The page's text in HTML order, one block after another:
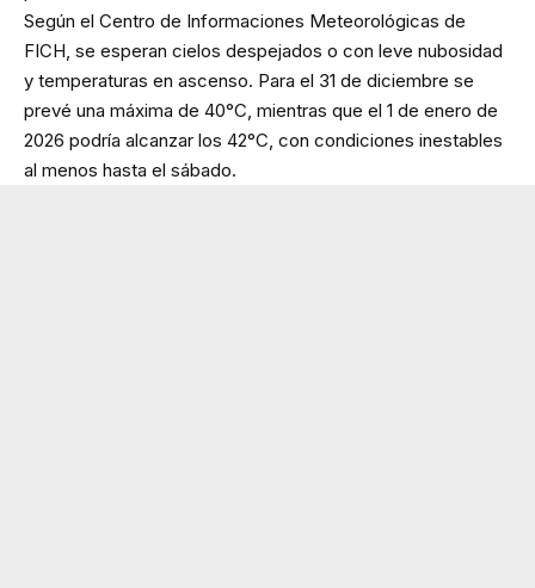
Según el Centro de Informaciones Meteorológicas de
FICH, se esperan cielos despejados o con leve nubosidad
y temperaturas en ascenso. Para el 31 de diciembre se
prevé una máxima de 40°C, mientras que el 1 de enero de
2026 podría alcanzar los 42°C, con condiciones inestables
al menos hasta el sábado.